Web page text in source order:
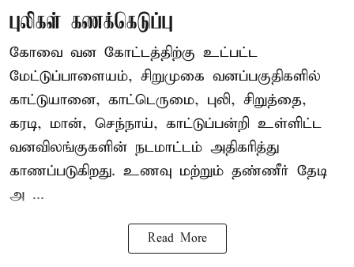
புலிகள் கணக்கெடுப்பு
கோவை வன கோட்டத்திற்கு உட்பட்ட
மேட்டுப்பாளையம், சிறுமுகை வனப்பகுதிகளில்
காட்டுயானை, காட்டெருமை, புலி, சிறுத்தை,
கரடி, மான், செந்நாய், காட்டுப்பன்றி உள்ளிட்ட
வனவிலங்குகளின் நடமாட்டம் அதிகரித்து
காணப்படுகிறது. உணவு மற்றும் தண்ணீர் தேடி
அ ...
Read More